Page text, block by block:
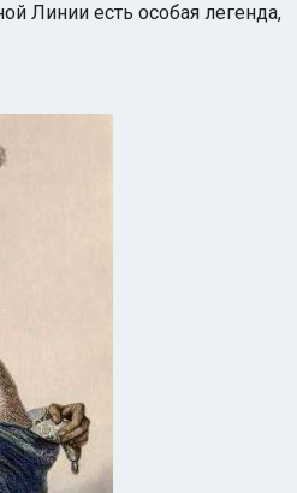
Линии есть особая легенда,